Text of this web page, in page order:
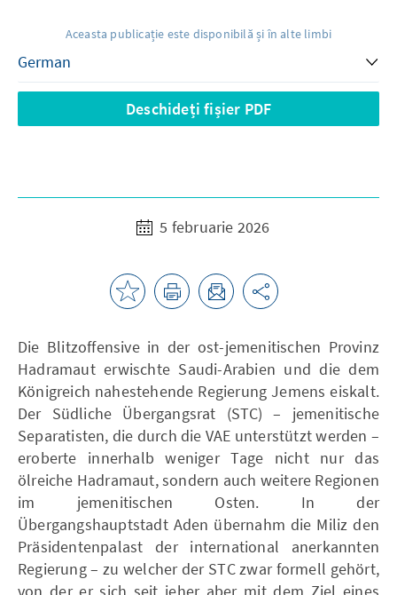
Aceasta publicație este disponibilă și în alte limbi
Deschideți fișier PDF
5 februarie 2026
Die Blitzoffensive in der ost-jemenitischen Provinz
Hadramaut erwischte Saudi-Arabien und die dem
Königreich nahestehende Regierung Jemens eiskalt.
Der Südliche Übergangsrat
(STC) – jemenitische
Separatisten, die durch die VAE unterstützt werden –
eroberte innerhalb weniger Tage nicht nur das
ölreiche Hadramaut, sondern auch weitere Regionen
im jemenitischen Osten. In der
Übergangshauptstadt Aden übernahm die Miliz den
Präsidentenpalast der international anerkannten
Regierung – zu welcher der STC zwar formell gehört,
von der er sich seit jeher aber mit dem Ziel eines